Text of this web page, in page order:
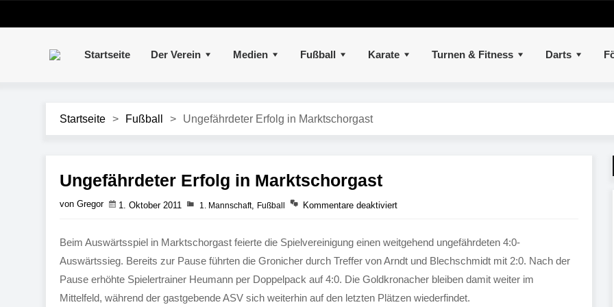
Startseite Der Verein Medien Fußball Karate Turnen & Fitness Darts
Startseite > Fußball > Ungefährdeter Erfolg in Marktschorgast
Ungefährdeter Erfolg in Marktschorgast
von Gregor 1. Oktober 2011 1. Mannschaft, Fußball Kommentare deaktiviert
Beim Auswärtsspiel in Marktschorgast feierte die Spielvereinigung einen weitgehend ungefährdeten 4:0-
Auswärtssieg. Bereits zur Pause führten die Gronicher durch Treffer von Arndt und Blechschmidt mit 2:0. Nach der
Pause erhöhte Spielertrainer Heumann per Doppelpack auf 4:0. Die Goldkronacher bleiben damit weiter im
Mittelfeld, während der gastgebende ASV sich weiterhin auf den letzten Plätzen wiederfindet.